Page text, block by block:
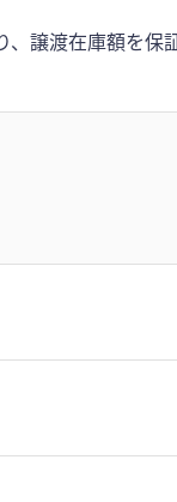
、譲渡在庫額を